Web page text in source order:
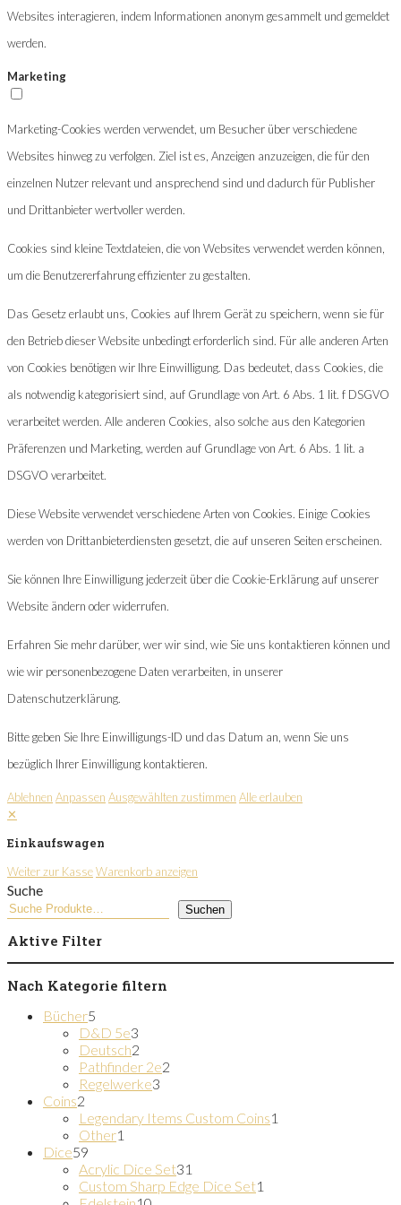
Websites interagieren, indem Informationen anonym gesammelt und gemeldet
werden.
Marketing
Marketing-Cookies werden verwendet, um Besucher über verschiedene
Websites hinweg zu verfolgen. Ziel ist es, Anzeigen anzuzeigen, die für den
einzelnen Nutzer relevant und ansprechend sind und dadurch für Publisher
und Drittanbieter wertvoller werden.
Cookies sind kleine Textdateien, die von Websites verwendet werden können,
um die Benutzererfahrung effizienter zu gestalten.
Das Gesetz erlaubt uns, Cookies auf Ihrem Gerät zu speichern, wenn sie für
den Betrieb dieser Website unbedingt erforderlich sind. Für alle anderen Arten
von Cookies benötigen wir Ihre Einwilligung. Das bedeutet, dass Cookies, die
als notwendig kategorisiert sind, auf Grundlage von Art. 6 Abs. 1 lit. f DSGVO
verarbeitet werden. Alle anderen Cookies, also solche aus den Kategorien
Präferenzen und Marketing, werden auf Grundlage von Art. 6 Abs. 1 lit. a
DSGVO verarbeitet.
Diese Website verwendet verschiedene Arten von Cookies. Einige Cookies
werden von Drittanbieterdiensten gesetzt, die auf unseren Seiten erscheinen.
Sie können Ihre Einwilligung jederzeit über die Cookie-Erklärung auf unserer
Website ändern oder widerrufen.
Erfahren Sie mehr darüber, wer wir sind, wie Sie uns kontaktieren können und
wie wir personenbezogene Daten verarbeiten, in unserer
Datenschutzerklärung.
Bitte geben Sie Ihre Einwilligungs-ID und das Datum an, wenn Sie uns
bezüglich Ihrer Einwilligung kontaktieren.
Ablehnen Anpassen Ausgewählten zustimmen Alle erlauben
✕
Einkaufswagen
Weiter zur KasseWarenkorb anzeigen
Suche
Suchen
Aktive Filter
Nach Kategorie filtern
Bücher5
Produkte
D&D 5e3
Produkte
Deutsch2
Produkte
Pathfinder 2e2
Regelwerke3
Coins2
Produkte
Legendary Items Custom Coins1
Other1
Dice59
Produkte
Acrylic Dice Set31
Produkte
Custom Sharp Edge Dice Set1